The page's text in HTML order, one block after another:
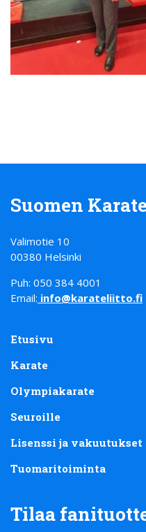
Suomen
Valimotie 10
00380 Helsinki
Puh: 050 384 4001
Email: info@karateliitto.fi
Etusivu
Karate
Olympiakarate
Seuroille
Lisenssi ja vakuutukset
Tuomaritoiminta
Tilaa